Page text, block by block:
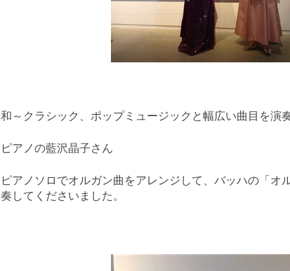
和～クラシック、ポップミュージックと幅広い曲目を演
ピアノの藍沢晶子さん
ピアノソロでオルガン曲をアレンジして、バッハの「オ
奏してくださいました。